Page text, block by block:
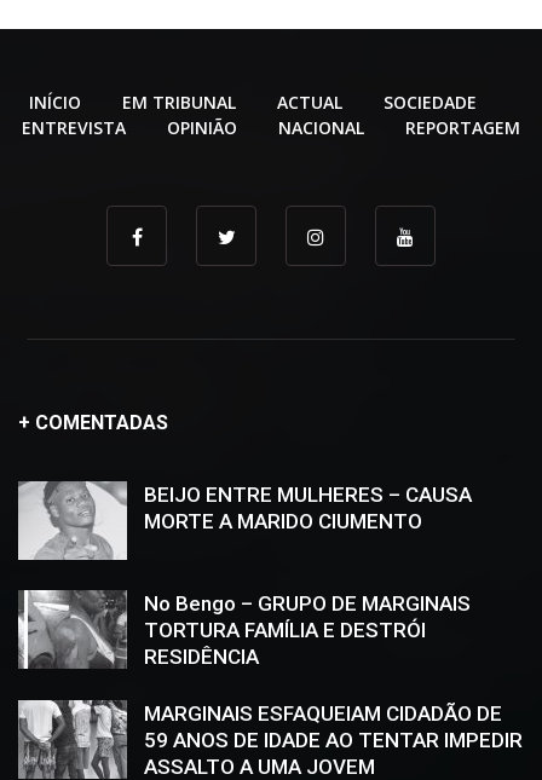
INÍCIO EM TRIBUNAL ACTUAL
SOCIEDADE
ENTREVISTA
OPINIÃO NACIONAL REPORTAGEM
+ COMENTADAS
BEIJO ENTRE MULHERES – CAUSA
MORTE A MARIDO CIUMENTO
No Bengo – GRUPO DE MARGINAIS
TORTURA FAMÍLIA E DESTRÓI
RESIDÊNCIA
MARGINAIS ESFAQUEIAM CIDADÃO DE
59 ANOS DE IDADE AO TENTAR IMPEDIR
ASSALTO A UMA JOVEM